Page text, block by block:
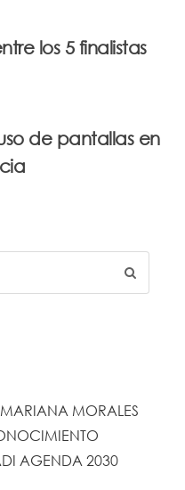
los 5 finalistas
de pantallas en
MORALES
AGENDA 2030